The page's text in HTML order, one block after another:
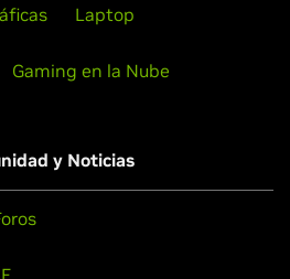
Laptop
Gaming en la Nube
y Noticias